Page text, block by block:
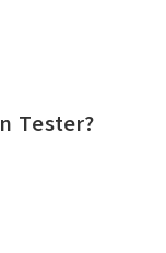
Tester?